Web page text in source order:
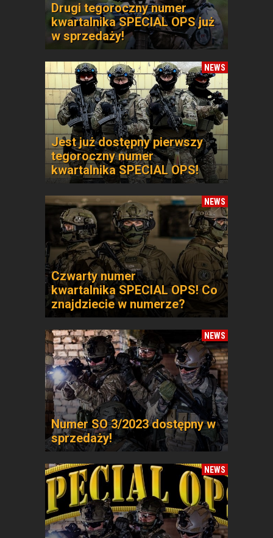
Drugi tegoroczny numer
kwartalnika SPECIAL OPS już
w sprzedaży!
NEWS
Jest już dostępny pierwszy
tegoroczny numer
kwartalnika SPECIAL OPS!
NEWS
Czwarty numer
kwartalnika SPECIAL OPS! Co
znajdziecie w numerze?
NEWS
Numer SO 3/2023 dostępny w
sprzedaży!
NEWS